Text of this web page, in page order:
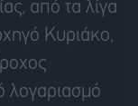
από τα λίγα
Κυριάκο,
λογαριασμό